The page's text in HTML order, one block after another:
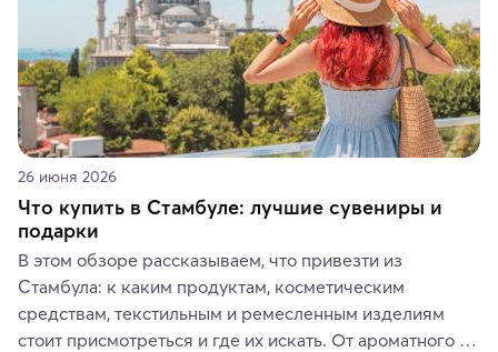
26 июня 2026
Что купить в Стамбуле: лучшие сувениры и
подарки
В этом обзоре рассказываем, что привезти из
Стамбула: к каким продуктам, косметическим
средствам, текстильным и ремесленным изделиям
стоит присмотреться и где их искать. От ароматного